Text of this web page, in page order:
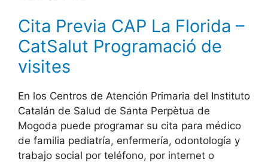
Cita Previa CAP La Florida –
CatSalut Programació de
visites
En los Centros de Atención Primaria del Instituto
Catalán de Salud de Santa Perpètua de
Mogoda puede programar su cita para médico
de familia pediatría, enfermería, odontología y
trabajo social por teléfono, por internet o